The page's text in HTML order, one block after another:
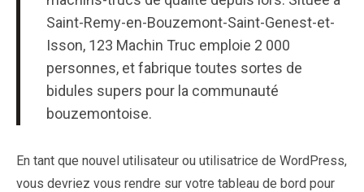
Saint-Remy-en-Bouzemont-Saint-Genest-et-
Isson, 123 Machin Truc emploie 2 000
personnes, et fabrique toutes sortes de
bidules supers pour la communauté
bouzemontoise.
En tant que nouvel utilisateur ou utilisatrice de WordPress,
vous devriez vous rendre sur votre tableau de bord pour